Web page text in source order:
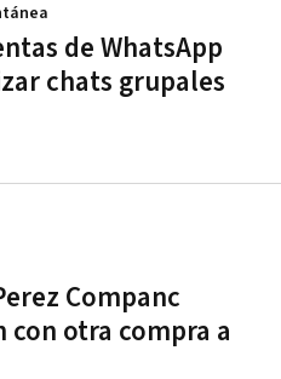
de WhatsApp
chats grupales
Companc
con otra compra a